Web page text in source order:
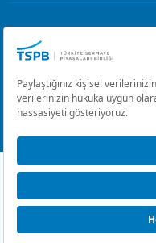
Türkiye Sermaye
Çerez